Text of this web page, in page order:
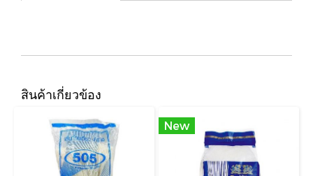
สินค้าเกี่ยวข้อง
New